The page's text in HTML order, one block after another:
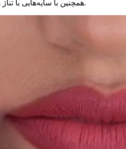
همچنین با سایه‌هایی با تناژ برنز به‌خوبی هماهنگ می‌شود.